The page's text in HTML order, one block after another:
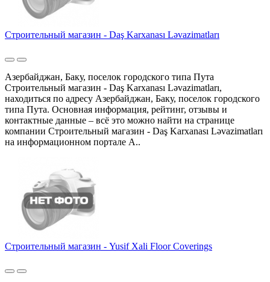
Строительный магазин - Daş Karxanası Ləvazimatları
Азербайджан, Баку, поселок городского типа Пута
Строительный магазин - Daş Karxanası Ləvazimatları,
находиться по адресу Азербайджан, Баку, поселок городского
типа Пута. Основная информация, рейтинг, отзывы и
контактные данные – всё это можно найти на странице
компании Строительный магазин - Daş Karxanası Ləvazimatları
на информационном портале А..
Строительный магазин - Yusif Xali Floor Coverings